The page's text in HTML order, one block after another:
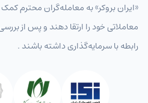
«ایران بروکر» به معامله‌گران محترم
معاملاتی خود را ارتقا دهند و پس از
رابطه با سرمایه‌گذاری داشته باشند .